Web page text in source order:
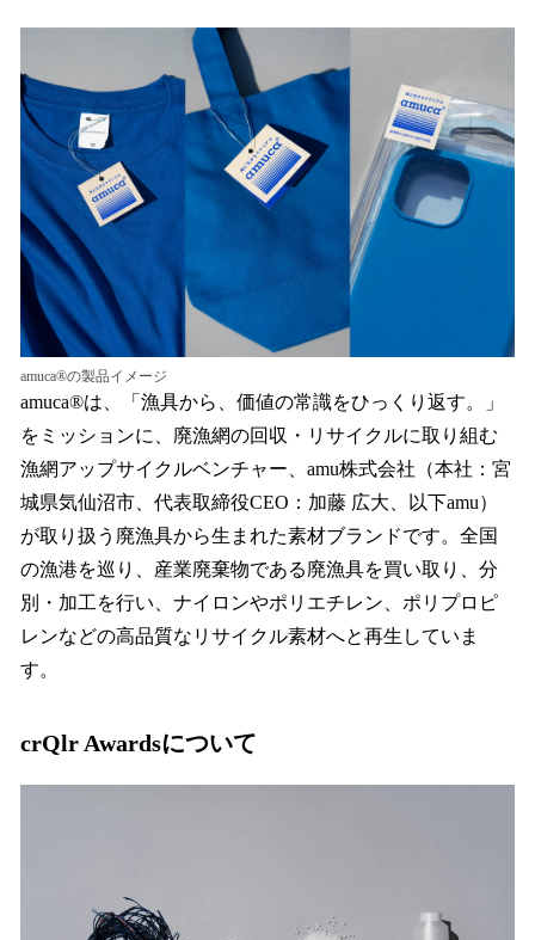
amuca®の製品イメージ
amuca®︎は、「漁具から、価値の常識をひっくり返す。」
をミッションに、廃漁網の回収・リサイクルに取り組む
漁網アップサイクルベンチャー、amu株式会社（本社：宮
城県気仙沼市、代表取締役CEO：加藤 広大、以下amu）
が取り扱う廃漁具から生まれた素材ブランドです。全国
の漁港を巡り、産業廃棄物である廃漁具を買い取り、分
別・加工を行い、ナイロンやポリエチレン、ポリプロピ
レンなどの高品質なリサイクル素材へと再生していま
す。
crQlr Awardsについて